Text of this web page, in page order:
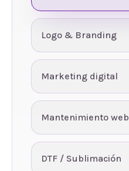
Logo & Branding
Marketing digital
Mantenimiento web
DTF / Sublimación